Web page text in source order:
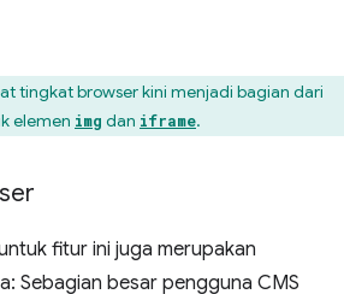
tingkat browser kini menjadi bagian dari
elemen img dan iframe.
fitur ini juga merupakan
Sebagian besar pengguna CMS